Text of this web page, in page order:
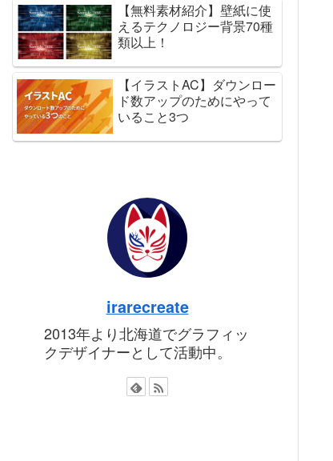
【無料素材紹介】壁紙に使
えるテクノロジー背景70種
類以上！
【イラストAC】ダウンロー
ド数アップのためにやって
いること3つ
irarecreate
2013年より北海道でグラフィッ
クデザイナーとして活動中。